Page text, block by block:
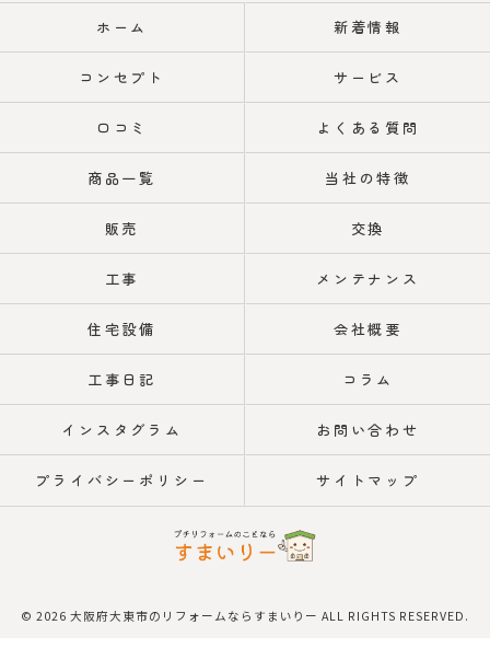
ホーム 新着情報
コンセプト サービス
口コミ よくある質問
商品一覧 当社の特徴
販売 交換
工事 メンテナンス
住宅設備 会社概要
工事日記 コラム
インスタグラム お問い合わせ
プライバシーポリシー サイトマップ
© 2026 大阪府大東市のリフォームならすまいりー ALL RIGHTS RESERVED.